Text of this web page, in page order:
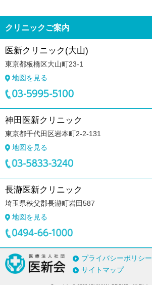
クリニックご案内
医新クリニック(大山)
東京都板橋区大山町23-1
地図を見る
神田医新クリニック
東京都千代田区岩本町2-2-131
地図を見る
長瀞医新クリニック
埼玉県秩父郡長瀞町岩田587
地図を見る
プライバシーポリシー
サイトマップ